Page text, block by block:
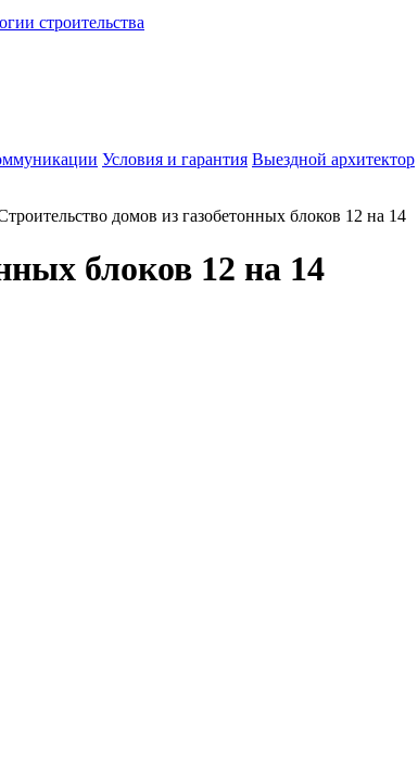
строительства
Условия и гарантия Выездной архитектор
домов из газобетонных блоков 12 на 14
блоков 12 на 14